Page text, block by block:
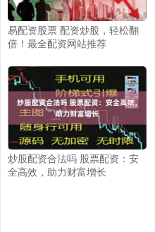
易配资股票 配资炒股，轻松翻
倍！最全配资网站推荐
炒股配资合法吗 股票配资：安
全高效，助力财富增长